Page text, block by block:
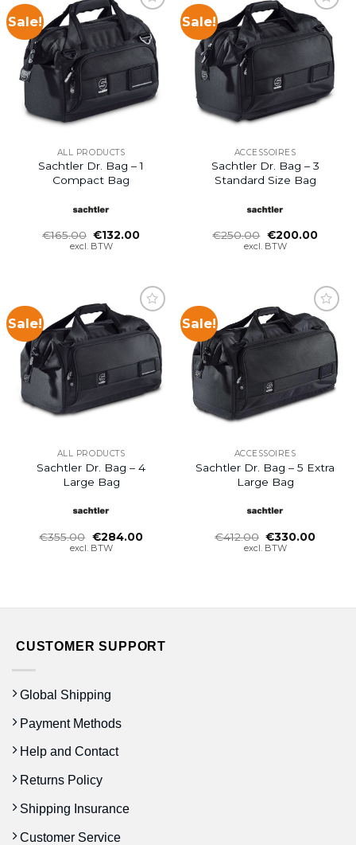
Sale!
Add to
wishlist
ALL PRODUCTS
Sachtler Dr. Bag – 1
Compact Bag
€165.00 Oorspronkelijke
prijs
€132.00Huidige
excl. BTW
Sale!
Add to
wishlist
ACCESSOIRES
Sachtler Dr. Bag – 3
Standard Size Bag
€250.00 Oorspronkelijke
prijs
€200.00
excl. BTW
Sale!
Add to
wishlist
ALL PRODUCTS
Sachtler Dr. Bag – 4
Large Bag
€355.00 Oorspronkelijke
prijs
€284.00Huidige
excl. BTW
Sale!
Add to
wishlist
ACCESSOIRES
Sachtler Dr. Bag – 5 Extra
Large Bag
€412.00 Oorspronkelijke
prijs
€330.00
excl. BTW
CUSTOMER SUPPORT
Global Shipping
Payment Methods
Help and Contact
Returns Policy
Shipping Insurance
Customer Service